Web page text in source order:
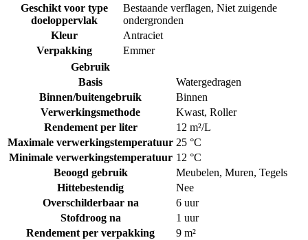
Geschikt voor type
doeloppervlak
Bestaande verflagen, Niet zuigende
ondergronden
Kleur
Antraciet
Verpakking
Emmer
Gebruik
Basis
Watergedragen
Binnen/buitengebruik
Binnen
Verwerkingsmethode
Kwast, Roller
Rendement per liter
12 m²/L
Maximale verwerkingstemperatuur 25 °C
Minimale verwerkingstemperatuur 12 °C
Beoogd gebruik
Meubelen, Muren, Tegels
Hittebestendig
Nee
Overschilderbaar na
6 uur
Stofdroog na
1 uur
Rendement per verpakking
9 m²